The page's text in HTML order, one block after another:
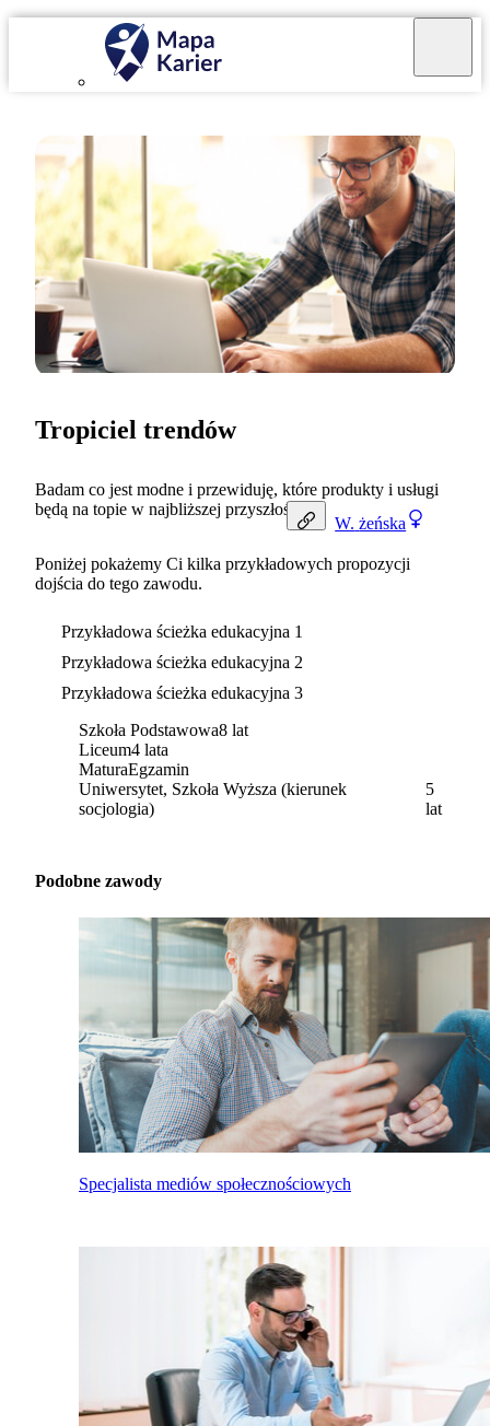
W. żeńska
Tropiciel trendów
Badam co jest modne i przewiduję, które produkty i usługi
będą na topie w najbliższej przyszłości.
Poniżej pokażemy Ci kilka przykładowych propozycji
dojścia do tego zawodu.
Przykładowa ścieżka edukacyjna 1
Przykładowa ścieżka edukacyjna 2
Przykładowa ścieżka edukacyjna 3
Szkoła Podstawowa8 lat
Liceum4 lata
MaturaEgzamin
Uniwersytet, Szkoła Wyższa (kierunek
socjologia)
5
lat
Podobne zawody
Specjalista mediów społecznościowych